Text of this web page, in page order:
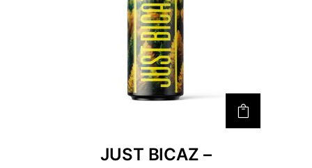
JUST BICAZ –